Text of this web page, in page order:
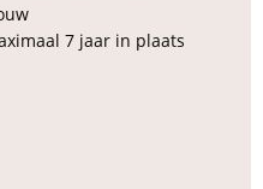
7 jaar in plaats